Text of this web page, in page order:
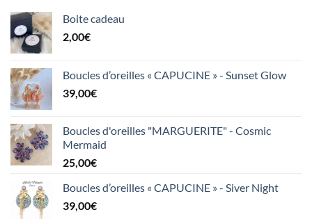
Boite cadeau
2,00€
Boucles d’oreilles « CAPUCINE » - Sunset Glow
39,00€
Boucles d'oreilles "MARGUERITE" - Cosmic
Mermaid
25,00€
Boucles d’oreilles « CAPUCINE » - Siver Night
39,00€